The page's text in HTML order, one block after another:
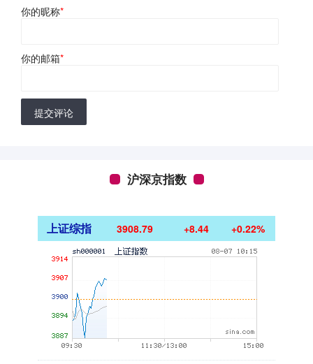
你的昵称*
你的邮箱*
提交评论
沪深京指数
上证综指 3908.79 +8.44 +0.22%